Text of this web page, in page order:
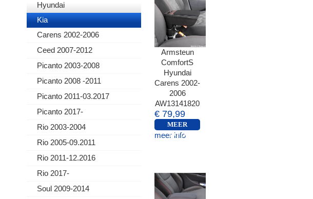
Hyundai
Kia
Carens 2002-2006
Ceed 2007-2012
Picanto 2003-2008
Picanto 2008 -2011
Picanto 2011-03.2017
Picanto 2017-
Rio 2003-2004
Rio 2005-09.2011
Rio 2011-12.2016
Rio 2017-
Soul 2009-2014
Armsteun
ComfortS
Hyundai
Carens 2002-
2006
AW13141820
€ 79,99
MEER
INFO
meer info